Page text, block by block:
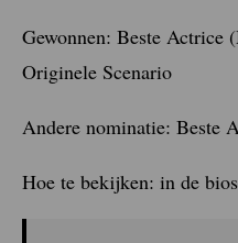
Gewonnen: Beste Actrice
Originele Scenario
Andere nominatie: Beste
Hoe te bekijken: in de